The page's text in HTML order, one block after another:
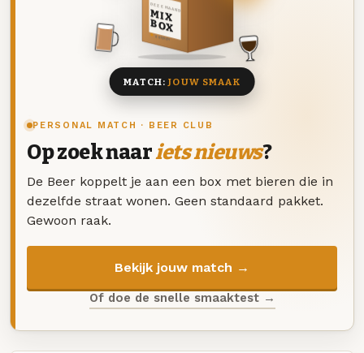
PERSONAL MATCH · BEER CLUB
Op zoek naariets nieuws?
De Beer koppelt je aan een box met bieren die in
dezelfde straat wonen. Geen standaard pakket.
Gewoon raak.
Bekijk jouw match →
Of doe de snelle smaaktest →
DEZE MAAND
MIX
BOX
8 BIEREN
MATCH:JOUW SMAAK